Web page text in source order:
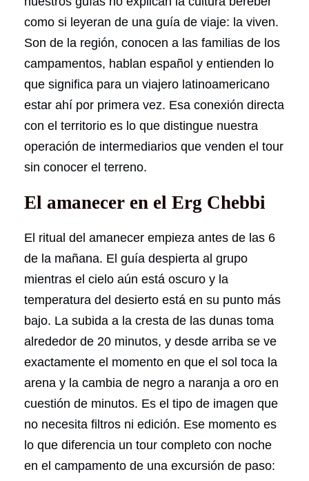
como si leyeran de una guía de viaje: la viven.
Son de la región, conocen a las familias de los
campamentos, hablan español y entienden lo
que significa para un viajero latinoamericano
estar ahí por primera vez. Esa conexión directa
con el territorio es lo que distingue nuestra
operación de intermediarios que venden el tour
sin conocer el terreno.
El amanecer en el Erg Chebbi
El ritual del amanecer empieza antes de las 6
de la mañana. El guía despierta al grupo
mientras el cielo aún está oscuro y la
temperatura del desierto está en su punto más
bajo. La subida a la cresta de las dunas toma
alrededor de 20 minutos, y desde arriba se ve
exactamente el momento en que el sol toca la
arena y la cambia de negro a naranja a oro en
cuestión de minutos. Es el tipo de imagen que
no necesita filtros ni edición. Ese momento es
lo que diferencia un tour completo con noche
en el campamento de una excursión de paso: